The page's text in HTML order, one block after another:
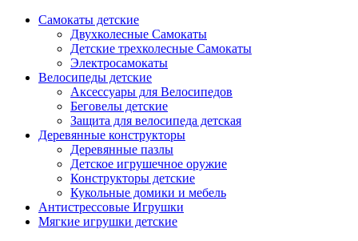
Самокаты детские
Двухколесные Cамокаты
Детские трехколесные Самокаты
Электросамокаты
Велосипеды детские
Аксессуары для Велосипедов
Беговелы детские
Защита для велосипеда детская
Деревянные конструкторы
Деревянные пазлы
Детское игрушечное оружие
Конструкторы детские
Кукольные домики и мебель
Антистрессовые Игрушки
Мягкие игрушки детские